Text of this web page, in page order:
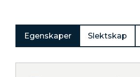
Egenskaper Slektskap